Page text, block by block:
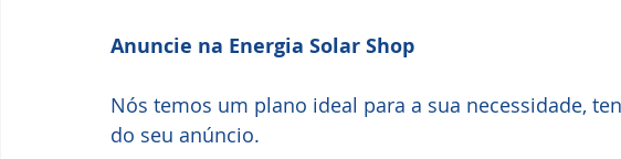
Anuncie na Energia Solar Shop
Nós temos um plano ideal para a sua necessidade,
do seu anúncio.